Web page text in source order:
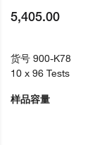
样品容量
5,405.00
货号 900-K78
10 x 96 Tests